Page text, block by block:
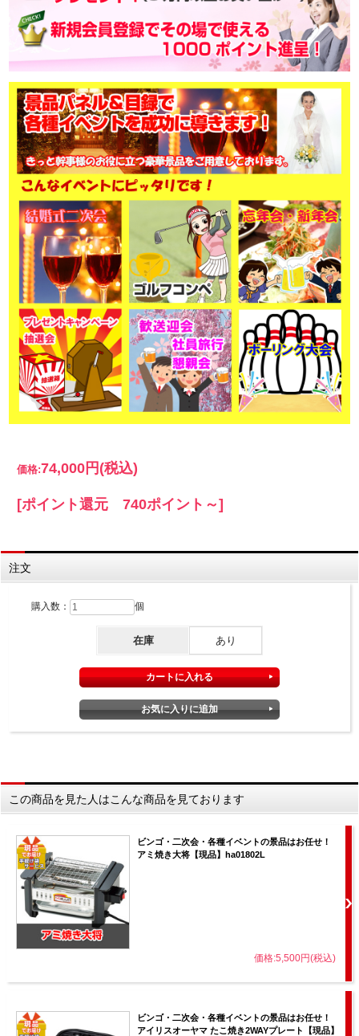
価格:74,000円 (税込)
[ポイント還元 740ポイント～]
注文
購入数： 個
在庫 あり
この商品を見た人はこんな商品を見ております
ビンゴ・二次会・各種イベントの景品はお任せ！
アミ焼き大将【現品】ha01802L
価格:5,500円(税込)
ビンゴ・二次会・各種イベントの景品はお任せ！
アイリスオーヤマ たこ焼き2WAYプレート【現品】